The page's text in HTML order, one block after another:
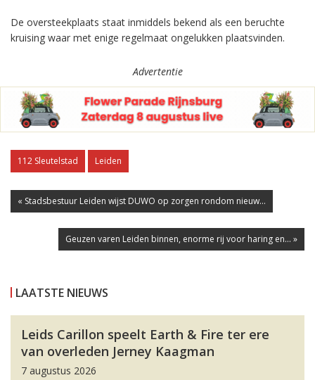
De oversteekplaats staat inmiddels bekend als een beruchte
kruising waar met enige regelmaat ongelukken plaatsvinden.
Advertentie
112 Sleutelstad Leiden
« Stadsbestuur Leiden wijst DUWO op zorgen rondom nieuw...
Geuzen varen Leiden binnen, enorme rij voor haring en... »
LAATSTE NIEUWS
Leids Carillon speelt Earth & Fire ter ere
van overleden Jerney Kaagman
7 augustus 2026